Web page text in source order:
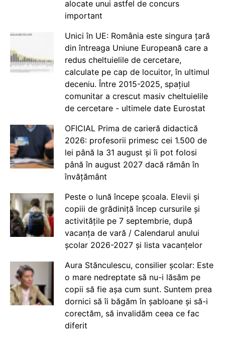
alocate unui astfel de concurs
important
Unici în UE: România este singura țară
din întreaga Uniune Europeană care a
redus cheltuielile de cercetare,
calculate pe cap de locuitor, în ultimul
deceniu. Între 2015-2025, spațiul
comunitar a crescut masiv cheltuielile
de cercetare - ultimele date Eurostat
OFICIAL Prima de carieră didactică
2026: profesorii primesc cei 1.500 de
lei până la 31 august și îi pot folosi
până în august 2027 dacă rămân în
învățământ
Peste o lună începe școala. Elevii și
copiii de grădiniță încep cursurile și
activitățile pe 7 septembrie, după
vacanța de vară / Calendarul anului
școlar 2026-2027 și lista vacanțelor
Aura Stănculescu, consilier școlar: Este
o mare nedreptate să nu-i lăsăm pe
copii să fie așa cum sunt. Suntem prea
dornici să îi băgăm în șabloane și să-i
corectăm, să invalidăm ceea ce fac
diferit